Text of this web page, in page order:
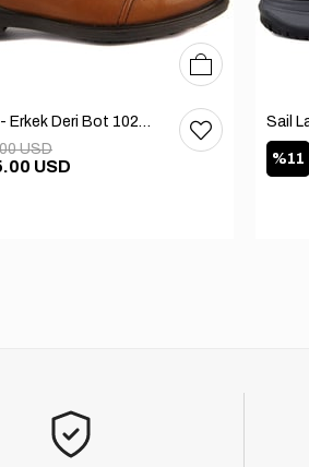
Sail Lakers - Erkek Deri Bot 102-1599-1458
USD
USD
40
%11